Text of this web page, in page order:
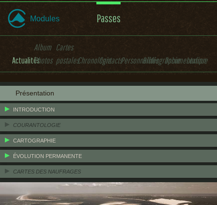
Modules Passes
Actualités
Album
Photos
Cartes
postalesChronologieContactsPersonnalitésBibliographieDocumentation
Lexique
Présentation
INTRODUCTION
COURANTOLOGIE
CARTOGRAPHIE
ÉVOLUTION PERMANENTE
CARTES DES NAUFRAGES